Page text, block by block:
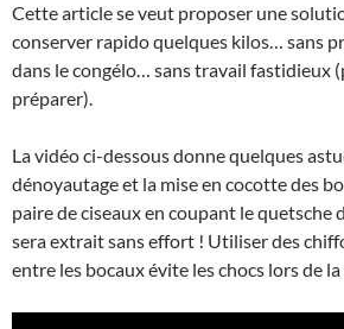
Cette article se veut proposer une
conserver rapido quelques kilos… sans
dans le congélo… sans travail fastidieux
préparer).
La vidéo ci-dessous donne quelques
dénoyautage et la mise en cocotte des
paire de ciseaux en coupant le quetsche
sera extrait sans effort ! Utiliser des
entre les bocaux évite les chocs lors de